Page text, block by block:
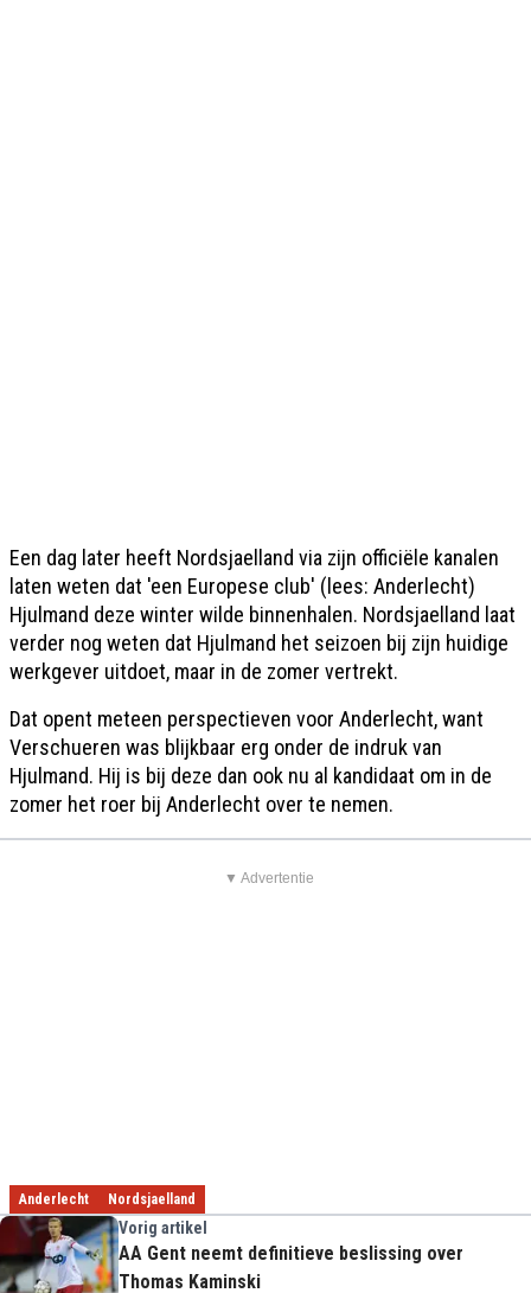
Een dag later heeft Nordsjaelland via zijn officiële kanalen
laten weten dat 'een Europese club' (lees: Anderlecht)
Hjulmand deze winter wilde binnenhalen. Nordsjaelland laat
verder nog weten dat Hjulmand het seizoen bij zijn huidige
werkgever uitdoet, maar in de zomer vertrekt.
Dat opent meteen perspectieven voor Anderlecht, want
Verschueren was blijkbaar erg onder de indruk van
Hjulmand. Hij is bij deze dan ook nu al kandidaat om in de
zomer het roer bij Anderlecht over te nemen.
▼ Advertentie
Anderlecht Nordsjaelland
Vorig artikel
AA Gent neemt definitieve beslissing over
Thomas Kaminski